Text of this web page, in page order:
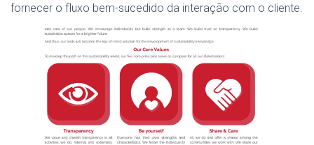
fornecer o fluxo bem-sucedido da interação com o cliente.